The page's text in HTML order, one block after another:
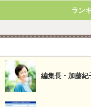
ラン
編集長・加藤紀